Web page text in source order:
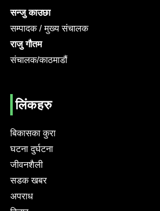
सन्जु काउछा
सम्पादक / मुख्य संचालक
राजु गौतम
संचालक/काठमाडौं
लिंकहरु
बिकासका कुरा
घटना दुर्घटना
जीवनशैली
सडक खबर
अपराध